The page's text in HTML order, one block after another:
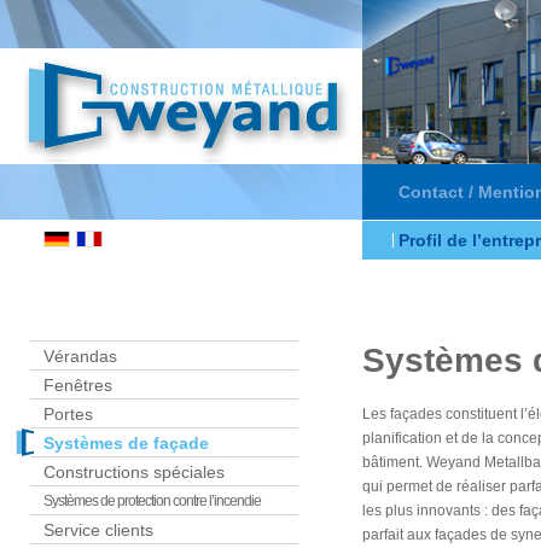
Contact /
Profil de
Vérandas
Fenêtres
Portes
Systèmes de façade
Constructions spéciales
Systèmes de protection contre l’incendie
Service clients
Systèmes
Les façades constituent
planification et de la
bâtiment. Weyand
qui permet de réaliser
les plus innovants : des
parfait aux façades de